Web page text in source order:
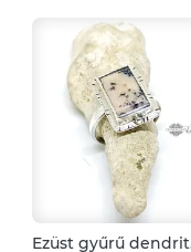
Ezüst gyűrű dendrit